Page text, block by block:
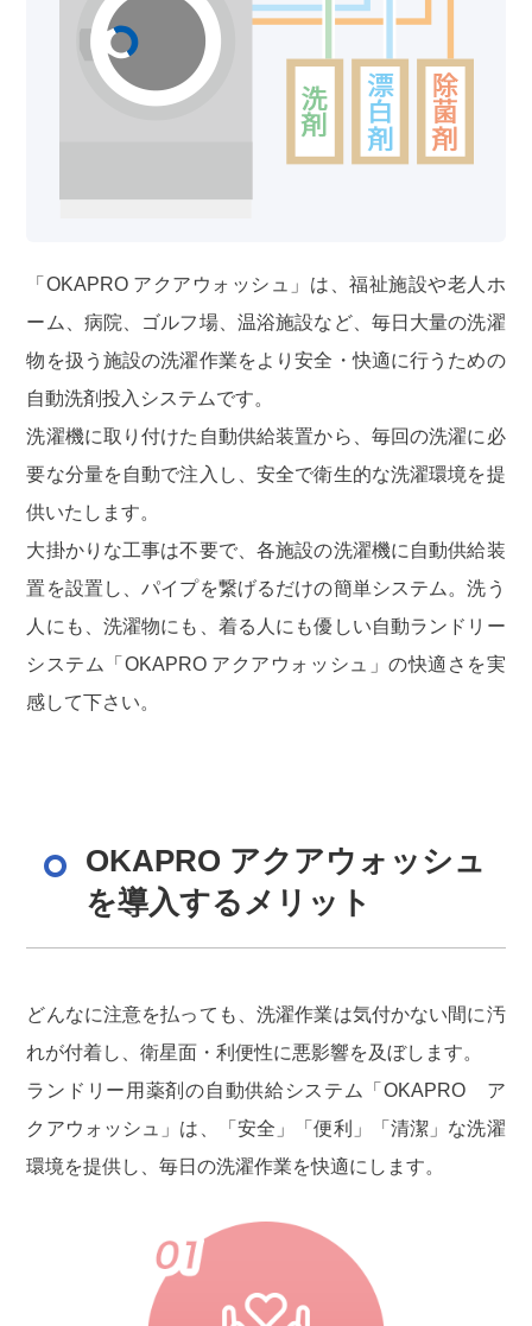
「OKAPRO アクアウォッシュ」は、福祉施設や老人ホ
ーム、病院、ゴルフ場、温浴施設など、毎日大量の洗濯
物を扱う施設の洗濯作業をより安全・快適に行うための
自動洗剤投入システムです。
洗濯機に取り付けた自動供給装置から、毎回の洗濯に必
要な分量を自動で注入し、安全で衛生的な洗濯環境を提
供いたします。
大掛かりな工事は不要で、各施設の洗濯機に自動供給装
置を設置し、パイプを繋げるだけの簡単システム。洗う
人にも、洗濯物にも、着る人にも優しい自動ランドリー
システム「OKAPRO アクアウォッシュ」の快適さを実
感して下さい。
OKAPRO アクアウォッシュ
を導入するメリット
どんなに注意を払っても、洗濯作業は気付かない間に汚
れが付着し、衛星面・利便性に悪影響を及ぼします。
ランドリー用薬剤の自動供給システム「OKAPRO ア
クアウォッシュ」は、「安全」「便利」「清潔」な洗濯
環境を提供し、毎日の洗濯作業を快適にします。